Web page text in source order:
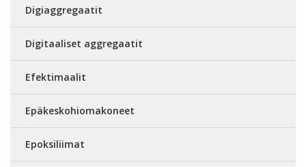
Digiaggregaatit
Digitaaliset aggregaatit
Efektimaalit
Epäkeskohiomakoneet
Epoksiliimat